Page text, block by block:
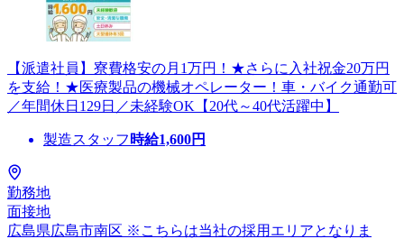
【派遣社員】寮費格安の月1万円！★さらに入社祝金20万円
を支給！★医療製品の機械オペレーター！車・バイク通勤可
／年間休日129日／未経験OK【20代～40代活躍中】
製造スタッフ 時給1,600円
勤務地
面接地
広島県広島市南区 ※こちらは当社の採用エリアとなりま